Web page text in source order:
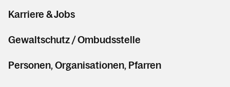
Karriere & Jobs
Gewaltschutz / Ombudsstelle
Personen, Organisationen, Pfarren